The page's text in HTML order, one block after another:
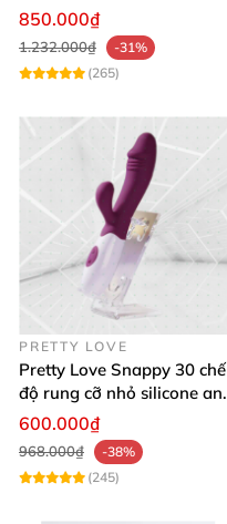
850.000₫
1.232.000₫
-31%
(265)
PRETTY LOVE
Pretty Love Snappy 30 chế
độ rung cỡ nhỏ silicone an
toàn pin AAA dễ dùng
600.000₫
968.000₫
-38%
(245)